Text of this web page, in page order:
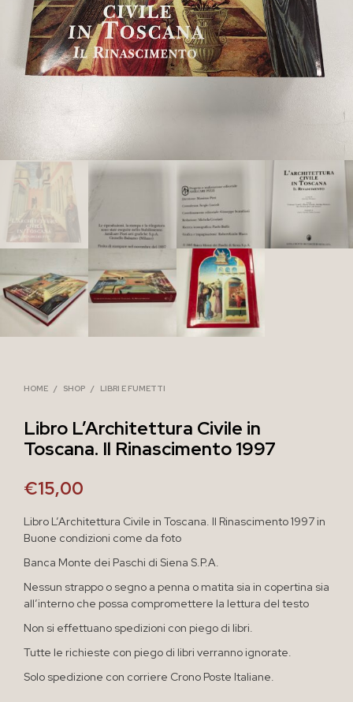
HOME / SHOP / LIBRI E FUMETTI
Libro L’Architettura Civile in
Toscana. Il Rinascimento 1997
€15,00
Libro L’Architettura Civile in Toscana. Il Rinascimento 1997 in
Buone condizioni come da foto
Banca Monte dei Paschi di Siena S.P.A.
Nessun strappo o segno a penna o matita sia in copertina sia
all’interno che possa compromettere la lettura del testo
Non si effettuano spedizioni con piego di libri.
Tutte le richieste con piego di libri verranno ignorate.
Solo spedizione con corriere Crono Poste Italiane.